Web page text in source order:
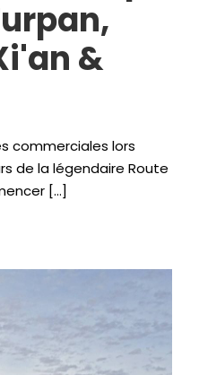
&
commerciales lors
de la légendaire Route
[…]